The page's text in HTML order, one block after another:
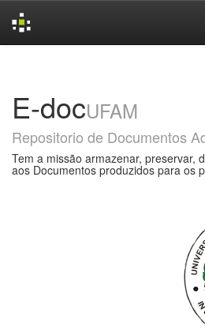
E-docUFAM
Repositorio de Documentos
Tem a missão armazenar, preservar,
aos Documentos produzidos para os